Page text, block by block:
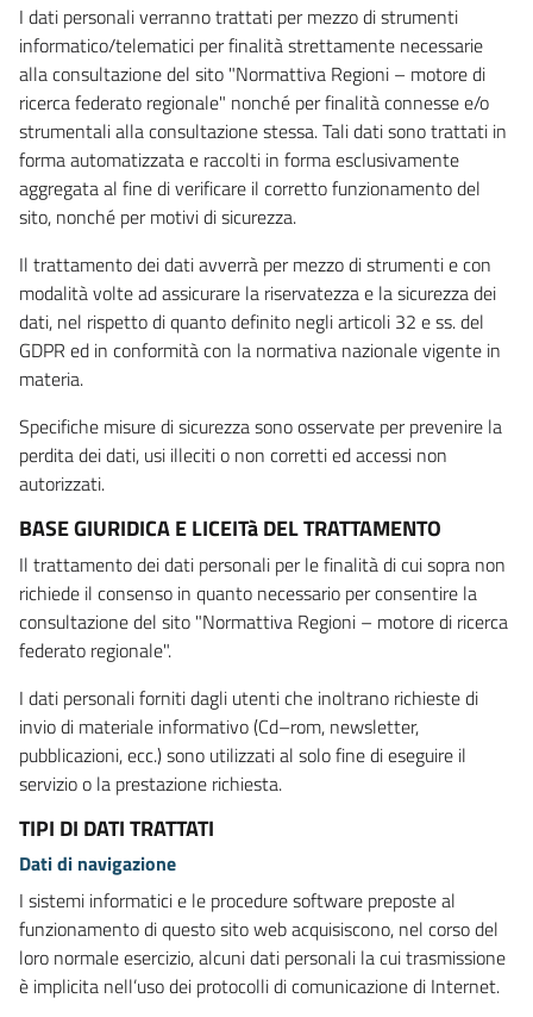
I dati personali verranno trattati per mezzo di strumenti
informatico/telematici per finalità strettamente necessarie
alla consultazione del sito "Normattiva Regioni – motore di
ricerca federato regionale" nonché per finalità connesse e/o
strumentali alla consultazione stessa. Tali dati sono trattati in
forma automatizzata e raccolti in forma esclusivamente
aggregata al fine di verificare il corretto funzionamento del
sito, nonché per motivi di sicurezza.
Il trattamento dei dati avverrà per mezzo di strumenti e con
modalità volte ad assicurare la riservatezza e la sicurezza dei
dati, nel rispetto di quanto definito negli articoli 32 e ss. del
GDPR ed in conformità con la normativa nazionale vigente in
materia.
Specifiche misure di sicurezza sono osservate per prevenire la
perdita dei dati, usi illeciti o non corretti ed accessi non
autorizzati.
BASE GIURIDICA E LICEITà DEL TRATTAMENTO
Il trattamento dei dati personali per le finalità di cui sopra non
richiede il consenso in quanto necessario per consentire la
consultazione del sito "Normattiva Regioni – motore di ricerca
federato regionale".
I dati personali forniti dagli utenti che inoltrano richieste di
invio di materiale informativo (Cd–rom, newsletter,
pubblicazioni, ecc.) sono utilizzati al solo fine di eseguire il
servizio o la prestazione richiesta.
TIPI DI DATI TRATTATI
Dati di navigazione
I sistemi informatici e le procedure software preposte al
funzionamento di questo sito web acquisiscono, nel corso del
loro normale esercizio, alcuni dati personali la cui trasmissione
è implicita nell’uso dei protocolli di comunicazione di Internet.